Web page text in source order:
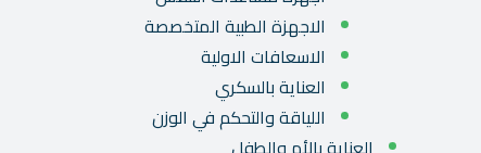
الاجهزة الطبية المتخصصة
الاسعافات الاولية
العناية بالسكري
اللياقة والتحكم في الوزن